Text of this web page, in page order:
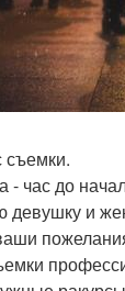
съемки.
- час до
девушку и